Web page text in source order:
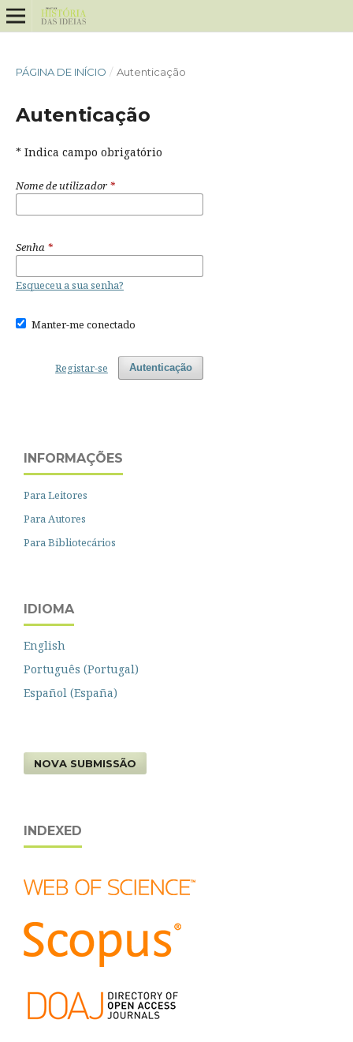
PÁGINA DE INÍCIO / Autenticação
Autenticação
* Indica campo obrigatório
Nome de utilizador *
Senha *
Esqueceu a sua senha?
Manter-me conectado
Autenticação
Registar-se
INFORMAÇÕES
Para Leitores
Para Autores
Para Bibliotecários
IDIOMA
English
Português (Portugal)
Español (España)
NOVA SUBMISSÃO
INDEXED